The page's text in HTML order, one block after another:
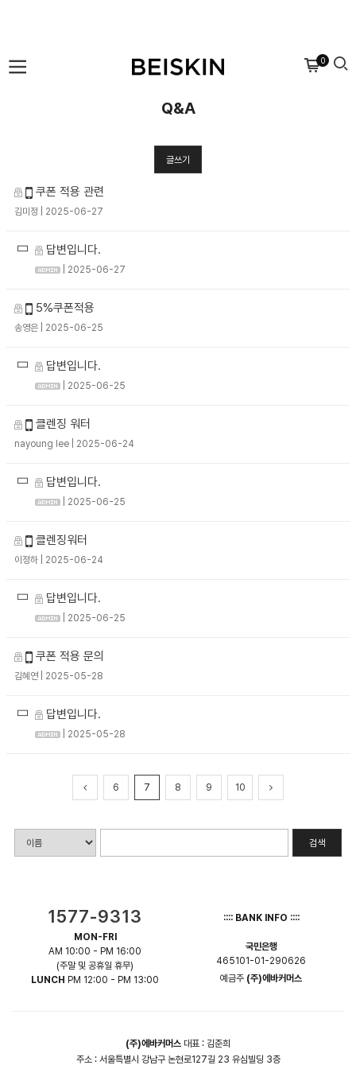
0
Q&A
글쓰기
쿠폰 적용 관련
김미정 | 2025-06-27
답변입니다.
| 2025-06-27
5%쿠폰적용
송영은 | 2025-06-25
답변입니다.
| 2025-06-25
클렌징 워터
nayoung lee | 2025-06-24
답변입니다.
| 2025-06-25
클렌징워터
이정하 | 2025-06-24
답변입니다.
| 2025-06-25
쿠폰 적용 문의
김혜연 | 2025-05-28
답변입니다.
| 2025-05-28
6 7 8 9 10
검색
1577-9313
MON-FRI
AM 10:00 - PM 16:00
(주말 및 공휴일 휴무)
LUNCH PM 12:00 - PM 13:00
:::: BANK INFO ::::
국민은행
465101-01-290626
예금주 (주)에바커머스
(주)에바커머스 대표 : 김준희
주소 : 서울특별시 강남구 논현로127길 23 유심빌딩 3층